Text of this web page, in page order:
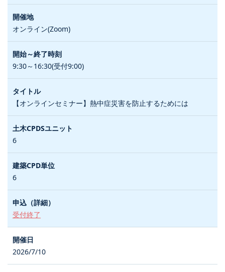
オンライン(Zoom)
9:30～16:30(受付9:00)
【オンラインセミナー】熱中症災害を防止するためには
6
6
受付終了
2026/7/10